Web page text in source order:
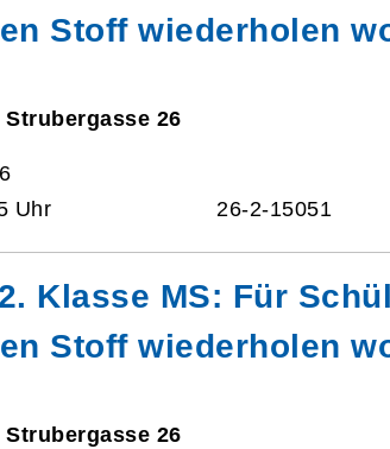
Stoff wiederholen
26
Uhr
26-2-15051
Klasse MS: Für
Stoff wiederholen
26